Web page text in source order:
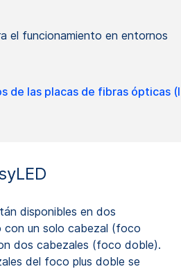
el funcionamiento en entornos
de las placas de fibras ópticas
disponibles en dos
con un solo cabezal (foco
dos cabezales (foco doble).
del foco plus doble se